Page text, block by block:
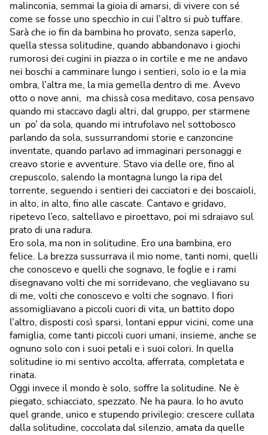
malinconia, semmai la gioia di amarsi, di vivere con sé
come se fosse uno specchio in cui l’altro si può tuffare.
Sarà che io fin da bambina ho provato, senza saperlo,
quella stessa solitudine, quando abbandonavo i giochi
rumorosi dei cugini in piazza o in cortile e me ne andavo
nei boschi a camminare lungo i sentieri, solo io e la mia
ombra, l’altra me, la mia gemella dentro di me. Avevo
otto o nove anni, ma chissà cosa meditavo, cosa pensavo
quando mi staccavo dagli altri, dal gruppo, per starmene
un po’ da sola, quando mi intrufolavo nel sottobosco
parlando da sola, sussurrandomi storie e canzoncine
inventate, quando parlavo ad immaginari personaggi e
creavo storie e avventure. Stavo via delle ore, fino al
crepuscolo, salendo la montagna lungo la ripa del
torrente, seguendo i sentieri dei cacciatori e dei boscaioli,
in alto, in alto, fino alle cascate. Cantavo e gridavo,
ripetevo l’eco, saltellavo e piroettavo, poi mi sdraiavo sul
prato di una radura.
Ero sola, ma non in solitudine. Ero una bambina, ero
felice. La brezza sussurrava il mio nome, tanti nomi, quelli
che conoscevo e quelli che sognavo, le foglie e i rami
disegnavano volti che mi sorridevano, che vegliavano su
di me, volti che conoscevo e volti che sognavo. I fiori
assomigliavano a piccoli cuori di vita, un battito dopo
l’altro, disposti così sparsi, lontani eppur vicini, come una
famiglia, come tanti piccoli cuori umani, insieme, anche se
ognuno solo con i suoi petali e i suoi colori. In quella
solitudine io mi sentivo accolta, afferrata, completata e
rinata.
Oggi invece il mondo è solo, soffre la solitudine. Ne è
piegato, schiacciato, spezzato. Ne ha paura. Io ho avuto
quel grande, unico e stupendo privilegio: crescere cullata
dalla solitudine, coccolata dal silenzio, amata da quelle